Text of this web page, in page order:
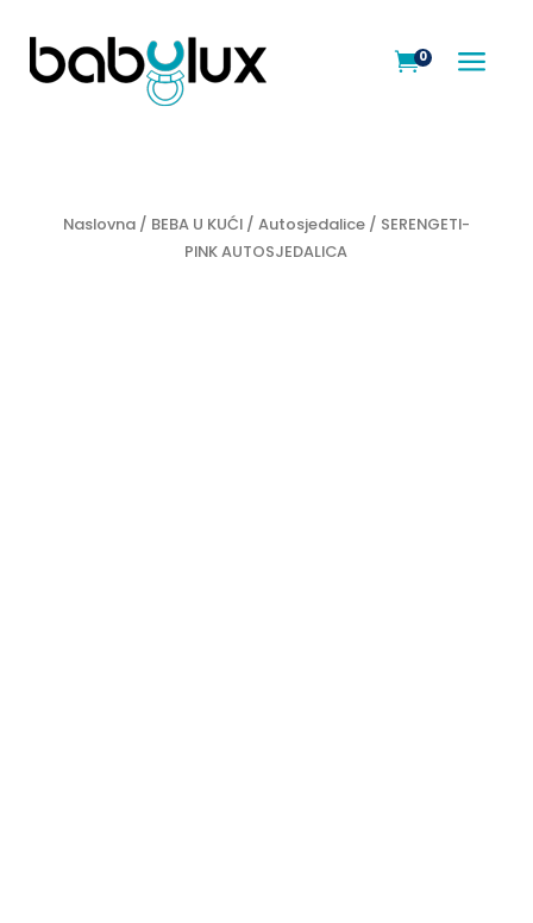
a
0
Naslovna/ BEBA U KUĆI/ Autosjedalice/ SERENGETI-
PINK AUTOSJEDALICA